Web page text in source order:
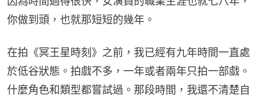
你做到頭，也就那短短的幾年。
在拍《冥王星時刻》之前，我已經有九年時間一直處
於低谷狀態。拍戲不多，一年或者兩年只拍一部戲。
什麼角色和類型都嘗試過。那段時間，我還不清楚自